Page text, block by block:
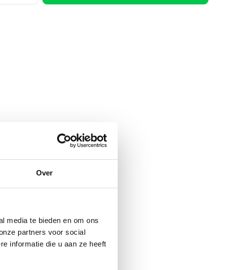
Over
media te bieden en om ons
partners voor social
informatie die u aan ze heeft